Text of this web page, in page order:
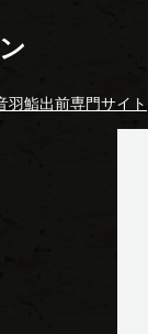
羽鮨出前専門サイト